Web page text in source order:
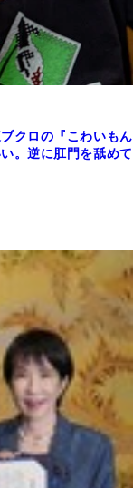
クロの『こわいもん
。逆に肛門を舐めて